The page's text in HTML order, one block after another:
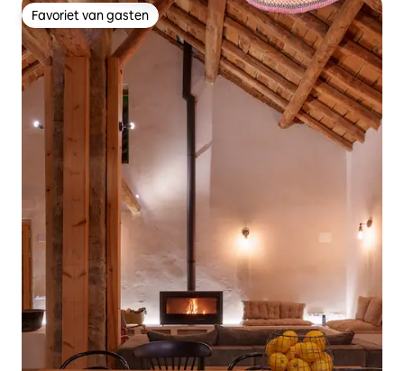
Favoriet van gasten
Favoriet van gasten